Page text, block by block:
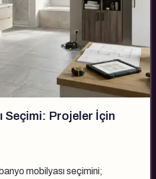
Seçimi: Projeler İçin
mobilyası seçimini;